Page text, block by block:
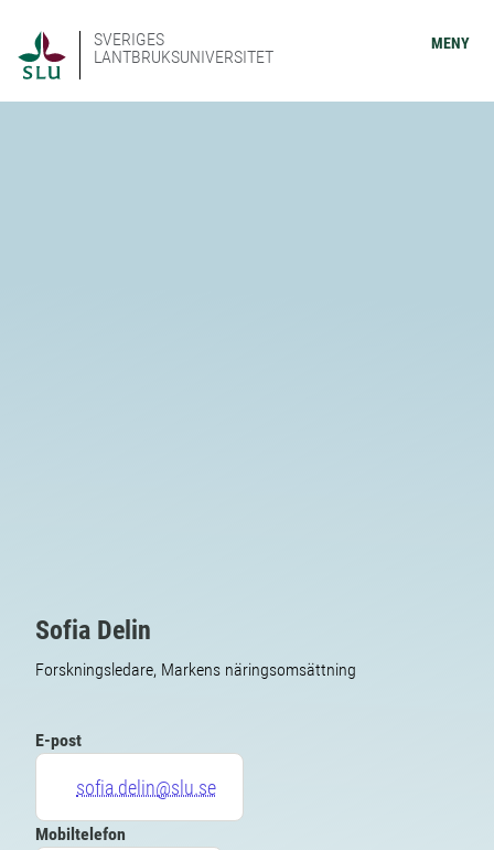
SVERIGES
LANTBRUKSUNIVERSITET
MENY
Sofia Delin
Forskningsledare, Markens näringsomsättning
E-post
sofia.delin@slu.se
Mobiltelefon